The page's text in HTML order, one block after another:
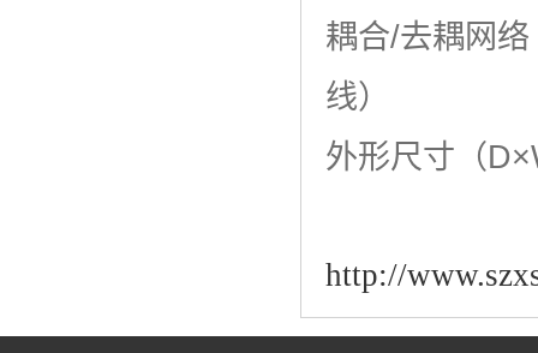
耦合/去耦网
线）
外形尺寸（
http://